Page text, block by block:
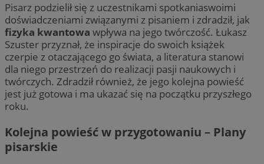
Pisarz podzielił się z uczestnikami spotkaniaswoimi
doświadczeniami związanymi z pisaniem i zdradził, jak
fizyka kwantowa wpływa na jego twórczość. Łukasz
Szuster przyznał, że inspiracje do swoich książek
czerpie z otaczającego go świata, a literatura stanowi
dla niego przestrzeń do realizacji pasji naukowych i
twórczych. Zdradził również, że jego kolejna powieść
jest już gotowa i ma ukazać się na początku przyszłego
roku.
Kolejna powieść w przygotowaniu – Plany
pisarskie